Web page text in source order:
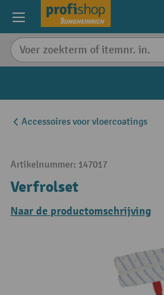
content
Accessoires voor vloercoatings
Artikelnummer: 147017
Verfrolset
Naar de productomschrijving